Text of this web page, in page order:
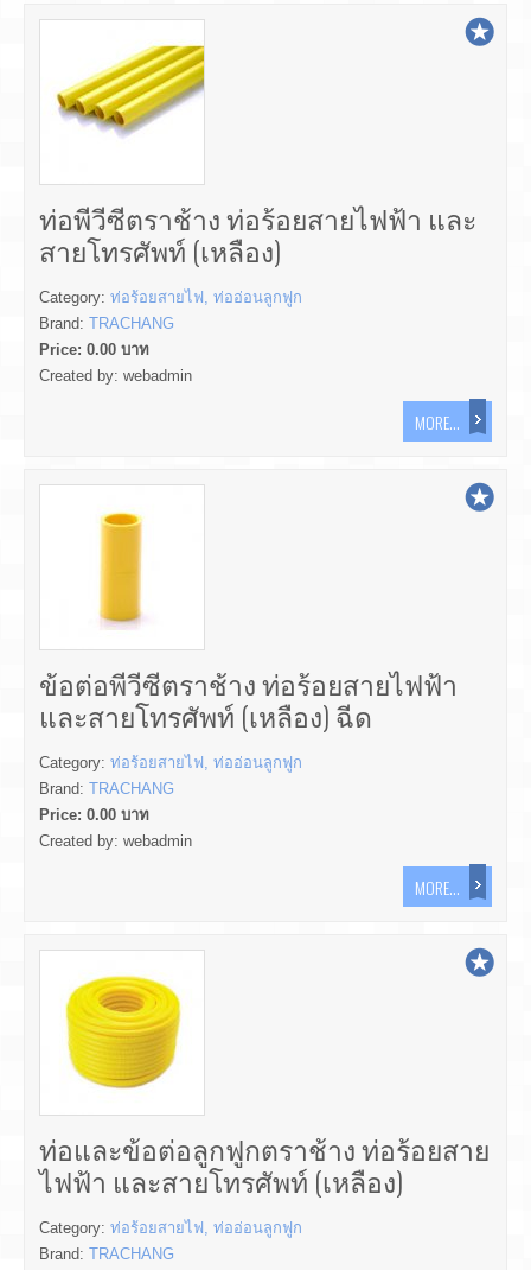
ท่อพีวีซีตราช้าง ท่อร้อยสายไฟฟ้า และ
สายโทรศัพท์ (เหลือง)
Category: ท่อร้อยสายไฟ, ท่ออ่อนลูกฟูก
Brand: TRACHANG
Price: 0.00 บาท
Created by: webadmin
MORE...
ข้อต่อพีวีซีตราช้าง ท่อร้อยสายไฟฟ้า
และสายโทรศัพท์ (เหลือง) ฉีด
Category: ท่อร้อยสายไฟ, ท่ออ่อนลูกฟูก
Brand: TRACHANG
Price: 0.00 บาท
Created by: webadmin
MORE...
ท่อและข้อต่อลูกฟูกตราช้าง ท่อร้อยสาย
ไฟฟ้า และสายโทรศัพท์ (เหลือง)
Category: ท่อร้อยสายไฟ, ท่ออ่อนลูกฟูก
Brand: TRACHANG